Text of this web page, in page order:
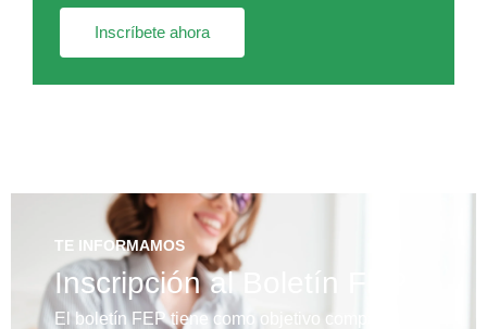
Inscríbete ahora
TE INFORMAMOS
Inscripción al Boletín FEP
El boletín FEP tiene como objetivo compartir